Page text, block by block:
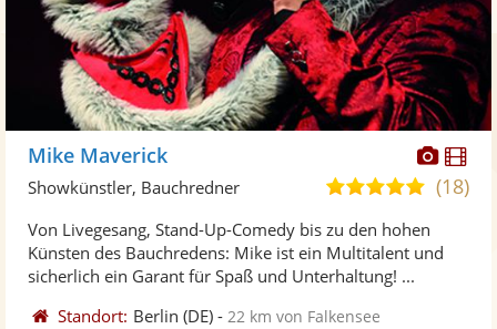
Mike Maverick
5,0
5
(18)
Showkünstler, Bauchredner
Von Livegesang, Stand-Up-Comedy bis zu den hohen
Künsten des Bauchredens: Mike ist ein Multitalent und
sicherlich ein Garant für Spaß und Unterhaltung! ...
Standort: Berlin (DE) - 22 km von Falkensee